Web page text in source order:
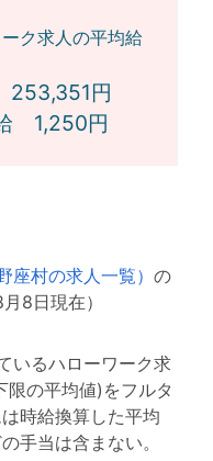
ク求人の平均給
円
1,250円
座村の求人一覧） の
8日現在）
いるハローワーク求
限の平均値)をフルタ
時給換算した平均
手当は含まない。